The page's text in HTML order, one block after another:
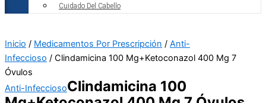
Cuidado Del Cabello
Inicio / Medicamentos Por Prescripción / Anti-
Infeccioso / Clindamicina 100 Mg+Ketoconazol 400 Mg 7
Óvulos
Anti-InfecciosoClindamicina 100